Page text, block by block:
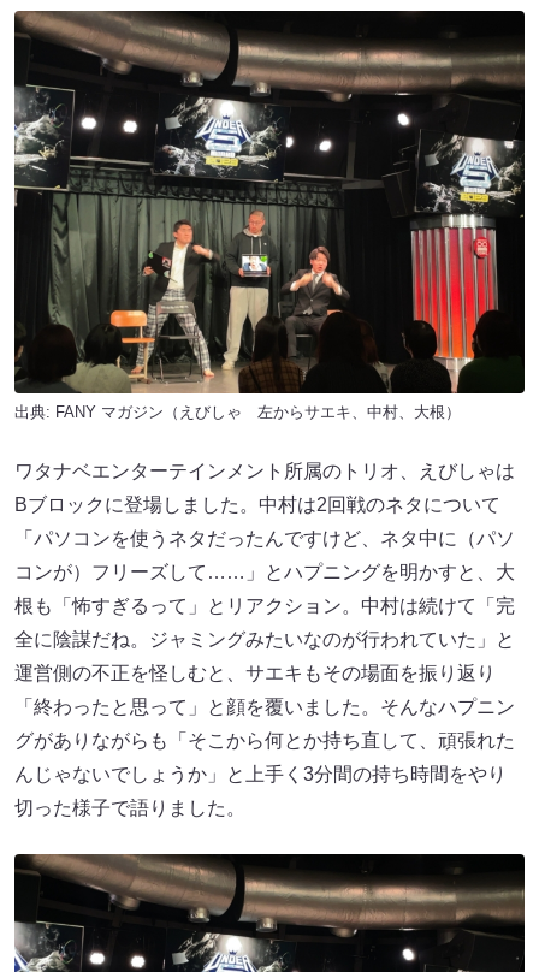
出典: FANY マガジン （えびしゃ 左からサエキ、中村、大根）
ワタナベエンターテインメント所属のトリオ、えびしゃは
Bブロックに登場しました。中村は2回戦のネタについて
「パソコンを使うネタだったんですけど、ネタ中に（パソ
コンが）フリーズして……」とハプニングを明かすと、大
根も「怖すぎるって」とリアクション。中村は続けて「完
全に陰謀だね。ジャミングみたいなのが行われていた」と
運営側の不正を怪しむと、サエキもその場面を振り返り
「終わったと思って」と顔を覆いました。そんなハプニン
グがありながらも「そこから何とか持ち直して、頑張れた
んじゃないでしょうか」と上手く3分間の持ち時間をやり
切った様子で語りました。